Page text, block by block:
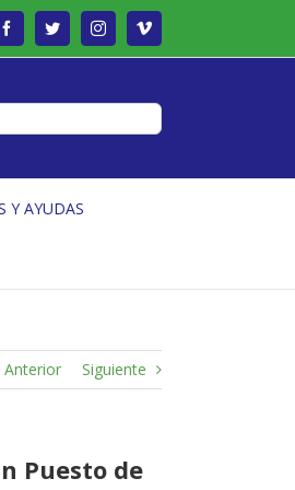
FacebookTwitterInstagramVimeo
Y AYUDAS
Anterior Siguiente
Puesto de